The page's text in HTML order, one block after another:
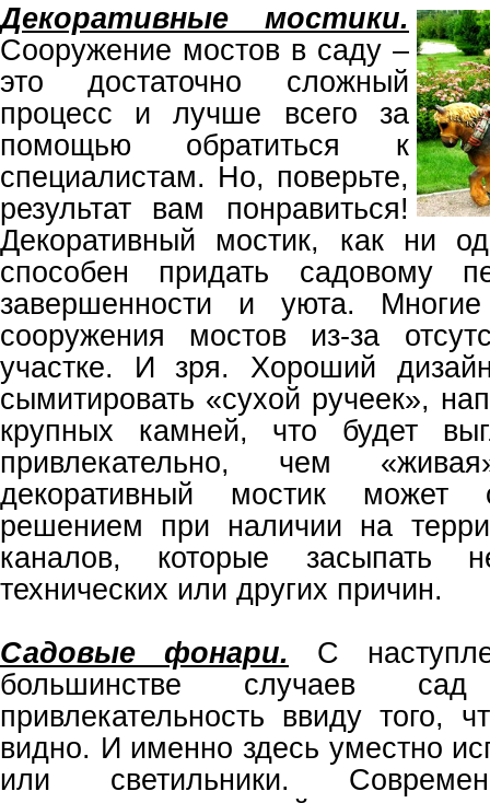
Декоративные мостики.
Сооружение мостов в саду –
это достаточно сложный
процесс и лучше всего за
помощью обратиться к
специалистам. Но, поверьте,
результат вам понравиться!
Декоративный мостик, как ни
способен придать садовому
завершенности и уюта. Многие
сооружения мостов из-за
участке. И зря. Хороший
сымитировать «сухой ручеек»,
крупных камней, что будет
привлекательно, чем
декоративный мостик может
решением при наличии на
каналов, которые засыпать
технических или других причин.
Садовые фонари. С
большинстве случаев
привлекательность ввиду того,
видно. И именно здесь уместно
или светильники.